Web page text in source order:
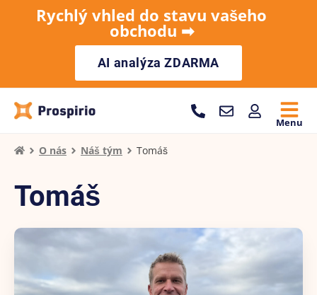
Rychlý vhled do stavu vašeho
obchodu ➡︎
AI analýza ZDARMA
Menu
O nás Náš tým Tomáš
Tomáš